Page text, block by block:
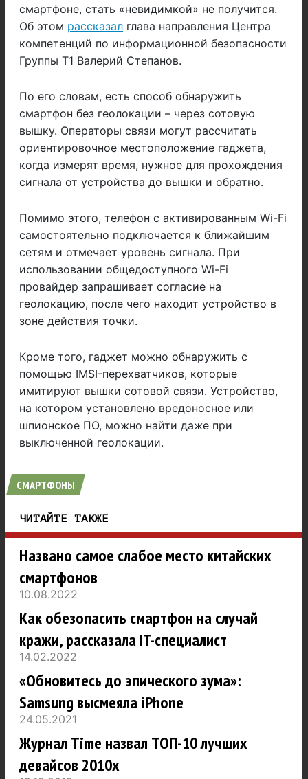
смартфоне, стать «невидимкой» не получится.
Об этом рассказал глава направления Центра
компетенций по информационной безопасности
Группы Т1 Валерий Степанов.
По его словам, есть способ обнаружить
смартфон без геолокации – через сотовую
вышку. Операторы связи могут рассчитать
ориентировочное местоположение гаджета,
когда измерят время, нужное для прохождения
сигнала от устройства до вышки и обратно.
Помимо этого, телефон с активированным Wi-Fi
самостоятельно подключается к ближайшим
сетям и отмечает уровень сигнала. При
использовании общедоступного Wi-Fi
провайдер запрашивает согласие на
геолокацию, после чего находит устройство в
зоне действия точки.
Кроме того, гаджет можно обнаружить с
помощью IMSI-перехватчиков, которые
имитируют вышки сотовой связи. Устройство,
на котором установлено вредоносное или
шпионское ПО, можно найти даже при
выключенной геолокации.
СМАРТФОНЫ
ЧИТАЙТЕ ТАКЖЕ
Названо самое слабое место китайских
смартфонов
10.08.2022
Как обезопасить смартфон на случай
кражи, рассказала IT-специалист
14.02.2022
«Обновитесь до эпического зума»:
Samsung высмеяла iPhone
24.05.2021
Журнал Time назвал ТОП-10 лучших
девайсов 2010х